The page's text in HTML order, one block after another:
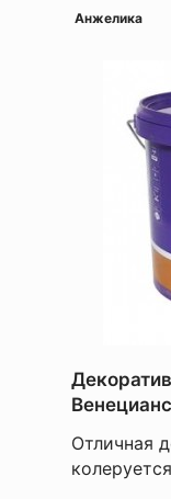
Анжелика
Отличная